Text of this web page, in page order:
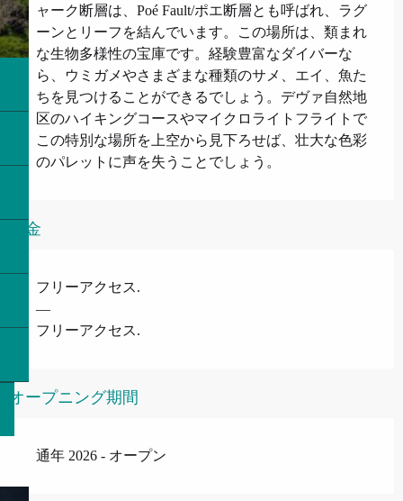
ャーク断層は、Poé Fault/ポエ断層とも呼ばれ、ラグ
ーンとリーフを結んでいます。この場所は、類まれ
な生物多様性の宝庫です。経験豊富なダイバーな
ら、ウミガメやさまざまな種類のサメ、エイ、魚た
ちを見つけることができるでしょう。デヴァ自然地
区のハイキングコースやマイクロライトフライトで
この特別な場所を上空から見下ろせば、壮大な色彩
のパレットに声を失うことでしょう。
料金
フリーアクセス.
—
フリーアクセス.
オープニング期間
通年 2026 - オープン